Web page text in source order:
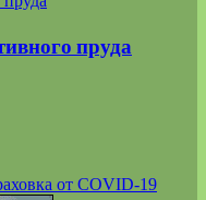
пруда